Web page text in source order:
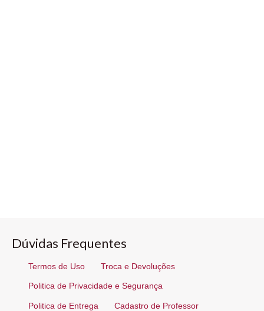
Dúvidas Frequentes
Termos de Uso Troca e Devoluções
Politica de Privacidade e Segurança
Politica de Entrega Cadastro de Professor